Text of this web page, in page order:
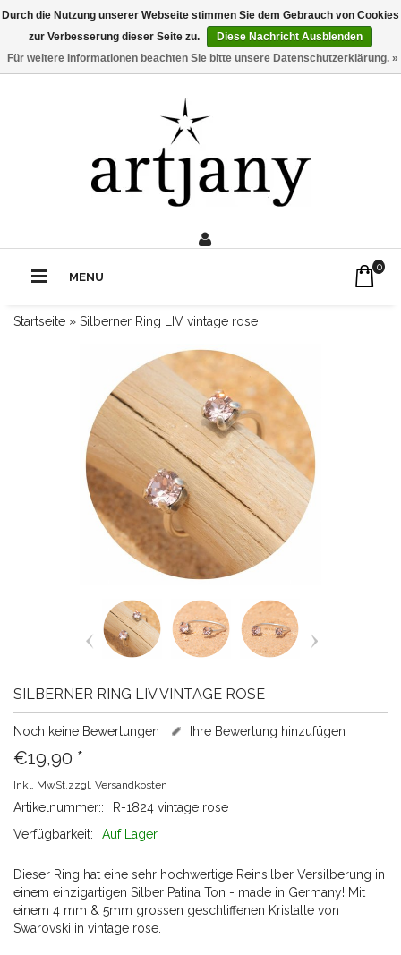
Rufe uns an:0211 - 210 310 2
MENU
0
Startseite » Silberner Ring LIV vintage rose
SILBERNER RING LIV VINTAGE ROSE
Noch keine Bewertungen Ihre Bewertung hinzufügen
€19,90 *
Inkl. MwSt.zzgl. Versandkosten
Artikelnummer::
R-1824 vintage rose
Verfügbarkeit:
Auf Lager
Dieser Ring hat eine sehr hochwertige Reinsilber Versilberung in
einem einzigartigen Silber Patina Ton - made in Germany! Mit
einem 4 mm & 5mm grossen geschliffenen Kristalle von
Swarovski in vintage rose.
Durch die Nutzung unserer Webseite stimmen Sie dem Gebrauch von Cookies
zur Verbesserung dieser Seite zu.
Diese Nachricht Ausblenden
Für weitere Informationen beachten Sie bitte unsere Datenschutzerklärung. »